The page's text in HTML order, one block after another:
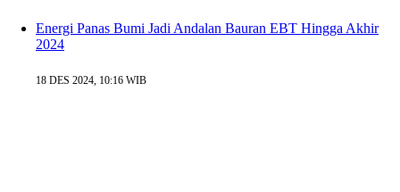
Energi Panas Bumi Jadi Andalan Bauran EBT Hingga Akhir
2024
18 DES 2024, 10:16 WIB